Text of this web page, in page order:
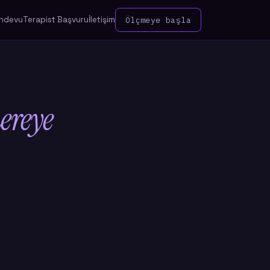
Terapist Başvuruİletişim Ölçmeye başla